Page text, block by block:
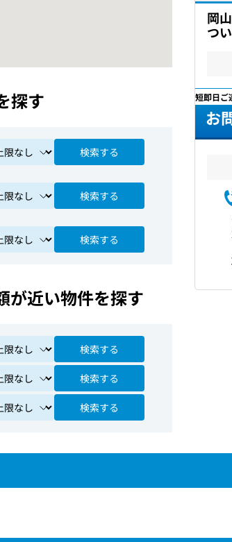
探す
検索する
検索する
検索する
が近い物件を探す
検索する
検索する
検索する
岡
つ
最短即日
お